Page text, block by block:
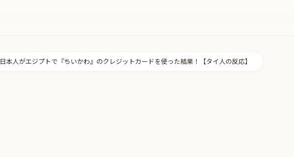
日本人がエジプトで『ちいかわ』のクレジットカードを使った結果！【タイ人の反応】